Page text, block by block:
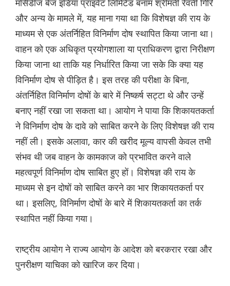
मर्सिडीज बेंज इंडिया प्राइवेट लिमिटेड बनाम श्रीमती रेवती गिरि
और अन्य के मामले में, यह माना गया था कि विशेषज्ञ की राय के
माध्यम से एक अंतर्निहित विनिर्माण दोष स्थापित किया जाना था।
वाहन को एक अधिकृत प्रयोगशाला या प्राधिकरण द्वारा निरीक्षण
किया जाना था ताकि यह निर्धारित किया जा सके कि क्या यह
विनिर्माण दोष से पीड़ित है। इस तरह की परीक्षा के बिना,
अंतर्निहित विनिर्माण दोषों के बारे में निष्कर्ष सट्टा थे और उन्हें
बनाए नहीं रखा जा सकता था। आयोग ने पाया कि शिकायतकर्ता
ने विनिर्माण दोष के दावे को साबित करने के लिए विशेषज्ञ की राय
नहीं ली। इसके अलावा, कार की खरीद मूल्य वापसी केवल तभी
संभव थी जब वाहन के कामकाज को प्रभावित करने वाले
महत्वपूर्ण विनिर्माण दोष साबित हुए हों। विशेषज्ञ की राय के
माध्यम से इन दोषों को साबित करने का भार शिकायतकर्ता पर
था। इसलिए, विनिर्माण दोषों के बारे में शिकायतकर्ता का तर्क
स्थापित नहीं किया गया।
राष्ट्रीय आयोग ने राज्य आयोग के आदेश को बरकरार रखा और
पुनरीक्षण याचिका को खारिज कर दिया।